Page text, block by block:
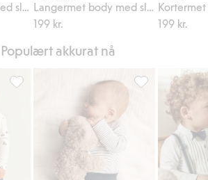
199 kr.
199 kr.
Populært akkurat nå
Leggings